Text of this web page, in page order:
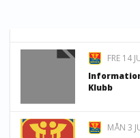
FRE 14
Klubb
MÅN 3